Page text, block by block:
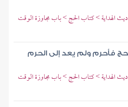
الهداية > كتاب الحج > باب مجاوزة الوقت
فأحرم ولم يعد إلى الحرم
الهداية > كتاب الحج > باب مجاوزة الوقت